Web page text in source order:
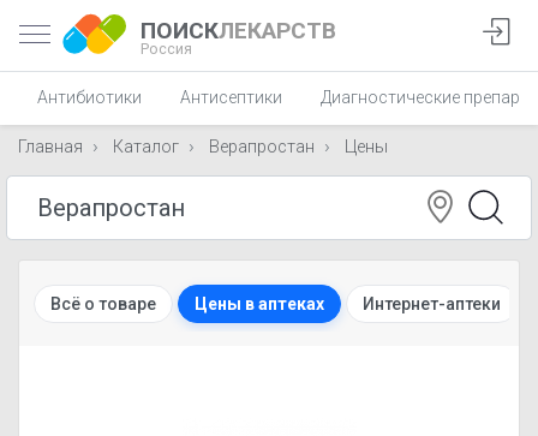
ПОИСКЛЕКАРСТВ
Россия
Антибиотики Антисептики Диагностические
Главная Каталог Верапростан Цены
Всё о товаре Цены в аптеках Интернет-аптеки